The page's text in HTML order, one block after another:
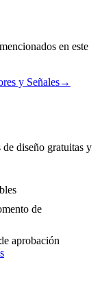
en este
y Señales→
diseño gratuitas y
de
aprobación